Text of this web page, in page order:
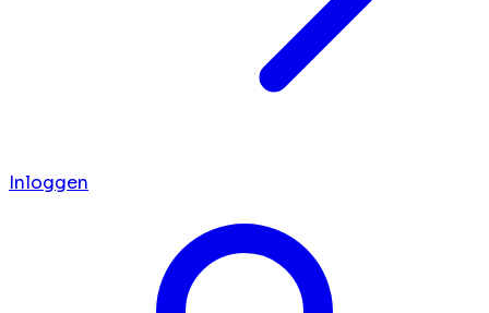
Inloggen